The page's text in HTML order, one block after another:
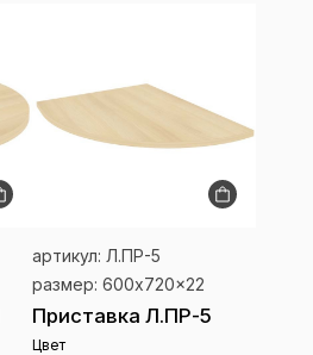
артикул: Л.ПР-5
размер: 600x720x22
Приставка Л.ПР-5
Цвет